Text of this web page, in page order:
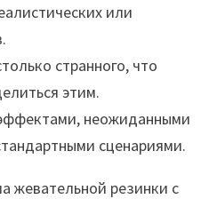
или
странного, что
этим.
неожиданными
сценариями.
жевательной резинки с